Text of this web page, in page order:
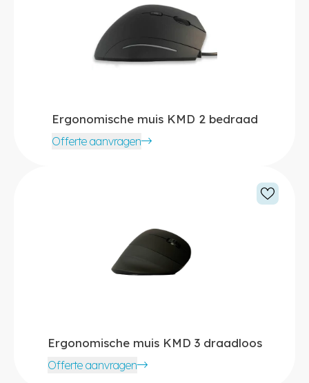
Ergonomische muis KMD 2 bedraad
Offerte aanvragen
Ergonomische muis KMD 3 draadloos
Offerte aanvragen